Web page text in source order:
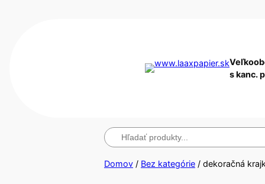
s kanc.
Hľadanie
Domov / Bez kategórie / dekoračná